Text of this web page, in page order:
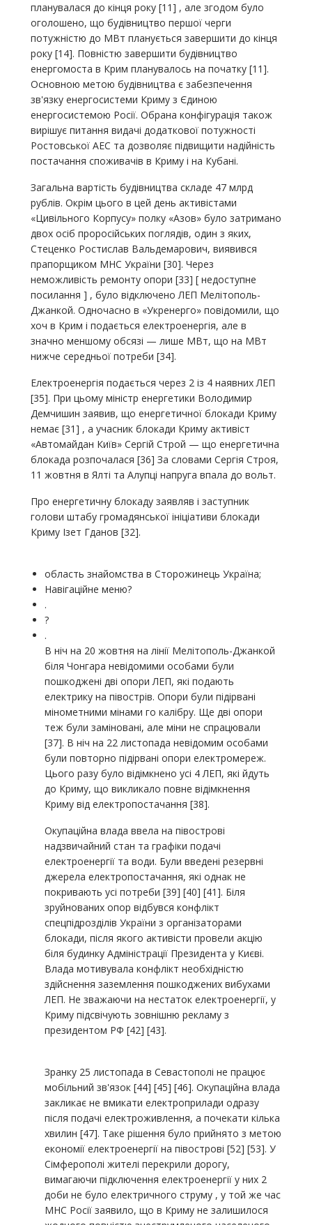
планувалася до кінця року [11] , але згодом було
оголошено, що будівництво першої черги
потужністю до МВт планується завершити до кінця
року [14]. Повністю завершити будівництво
енергомоста в Крим планувалось на початку [11].
Основною метою будівництва є забезпечення
зв'язку енергосистеми Криму з Єдиною
енергосистемою Росії. Обрана конфігурація також
вирішує питання видачі додаткової потужності
Ростовської АЕС та дозволяє підвищити надійність
постачання споживачів в Криму і на Кубані.
Загальна вартість будівництва складе 47 млрд
рублів. Окрім цього в цей день активістами
«Цивільного Корпусу» полку «Азов» було затримано
двох осіб проросійських поглядів, один з яких,
Стеценко Ростислав Вальдемарович, виявився
прапорщиком МНС України [30]. Через
неможливість ремонту опори [33] [ недоступне
посилання ] , було відключено ЛЕП Мелітополь-
Джанкой. Одночасно в «Укренерго» повідомили, що
хоч в Крим і подається електроенергія, але в
значно меншому обсязі — лише МВт, що на МВт
нижче середньої потреби [34].
Електроенергія подається через 2 із 4 наявних ЛЕП
[35]. При цьому міністр енергетики Володимир
Демчишин заявив, що енергетичної блокади Криму
немає [31] , а учасник блокади Криму активіст
«Автомайдан Київ» Сергій Строй — що енергетична
блокада розпочалася [36] За словами Сергія Строя,
11 жовтня в Ялті та Алупці напруга впала до вольт.
Про енергетичну блокаду заявляв і заступник
голови штабу громадянської ініціативи блокади
Криму Ізет Гданов [32].
область знайомства в Сторожинець Україна;
Навігаційне меню?
.
?
.
В ніч на 20 жовтня на лінії Мелітополь-Джанкой
біля Чонгара невідомими особами були
пошкоджені дві опори ЛЕП, які подають
електрику на півострів. Опори були підірвані
мінометними мінами го калібру. Ще дві опори
теж були заміновані, але міни не спрацювали
[37]. В ніч на 22 листопада невідомим особами
були повторно підірвані опори електромереж.
Цього разу було відімкнено усі 4 ЛЕП, які йдуть
до Криму, що викликало повне відімкнення
Криму від електропостачання [38].
Окупаційна влада ввела на півострові
надзвичайний стан та графіки подачі
електроенергії та води. Були введені резервні
джерела електропостачання, які однак не
покривають усі потреби [39] [40] [41]. Біля
зруйнованих опор відбувся конфлікт
спецпідрозділів України з організаторами
блокади, після якого активісти провели акцію
біля будинку Адміністрації Президента у Києві.
Влада мотивувала конфлікт необхідністю
здійснення заземлення пошкоджених вибухами
ЛЕП. Не зважаючи на нестаток електроенергії, у
Криму підсвічують зовнішню рекламу з
президентом РФ [42] [43].
Зранку 25 листопада в Севастополі не працює
мобільний зв'язок [44] [45] [46]. Окупаційна влада
закликає не вмикати електроприлади одразу
після подачі електроживлення, а почекати кілька
хвилин [47]. Таке рішення було прийнято з метою
економії електроенергії на півострові [52] [53]. У
Сімферополі жителі перекрили дорогу,
вимагаючи підключення електроенергії у них 2
доби не було електричного струму , у той же час
МНС Росії заявило, що в Криму не залишилося